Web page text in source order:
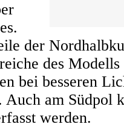
der
des
bei besseren
Auch am Südpol
werden.